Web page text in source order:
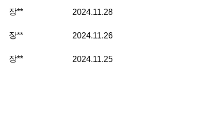
장** 2024.11.28
장** 2024.11.26
장** 2024.11.25